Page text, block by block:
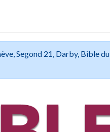
Segond 21, Darby, Bible du